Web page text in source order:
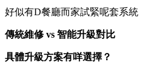
好似有D餐廳而家試緊呢套系統
傳統維修 vs 智能升級對比
具體升級方案有咩選擇？